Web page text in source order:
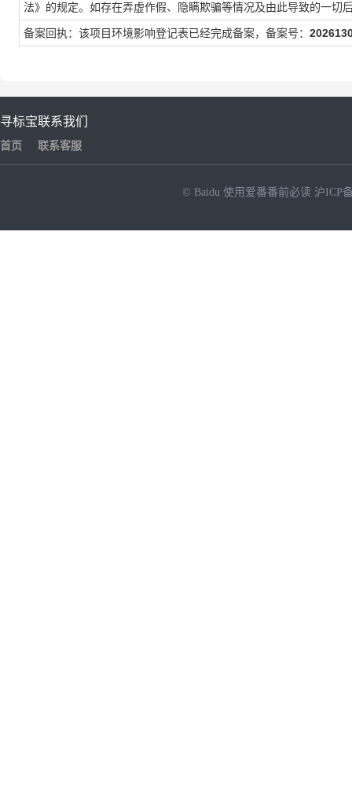
法》的规定。如存在弄虚作假、隐瞒欺骗等情况及由此导致的一切
备案回执：该项目环境影响登记表已经完成备案，备案号：
寻标宝
首页
联系我们
联系客服
© Baidu 使用爱番番前必读 沪ICP